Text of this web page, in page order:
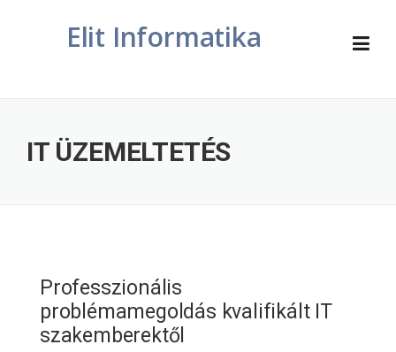
Elit Informatika
IT ÜZEMELTETÉS
Professzionális
problémamegoldás kvalifikált IT
szakemberektől